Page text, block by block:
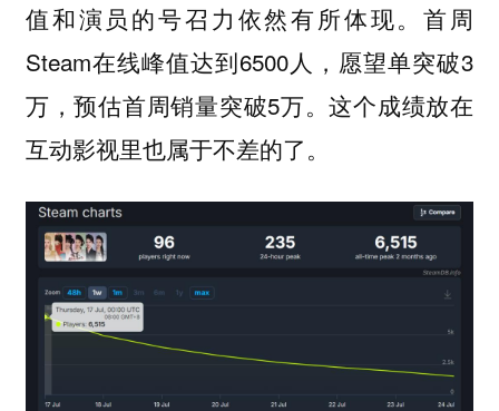
值和演员的号召力依然有所体现。首周
Steam在线峰值达到6500人，愿望单突破3
万，预估首周销量突破5万。这个成绩放在
互动影视里也属于不差的了。